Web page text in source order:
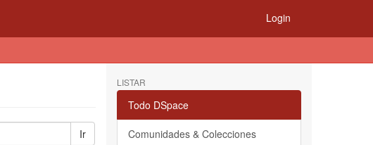
Login
Ir
LISTAR
Todo DSpace
Comunidades & Colecciones